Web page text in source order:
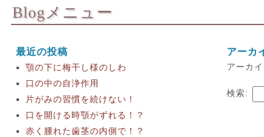
Blogメニュー
最近の投稿
顎の下に梅干し様のしわ
口の中の自浄作用
片がみの習慣を続けない！
口を開ける時顎がずれる！？
赤く腫れた歯茎の内側で！？
アーカ
アーカ
検索: